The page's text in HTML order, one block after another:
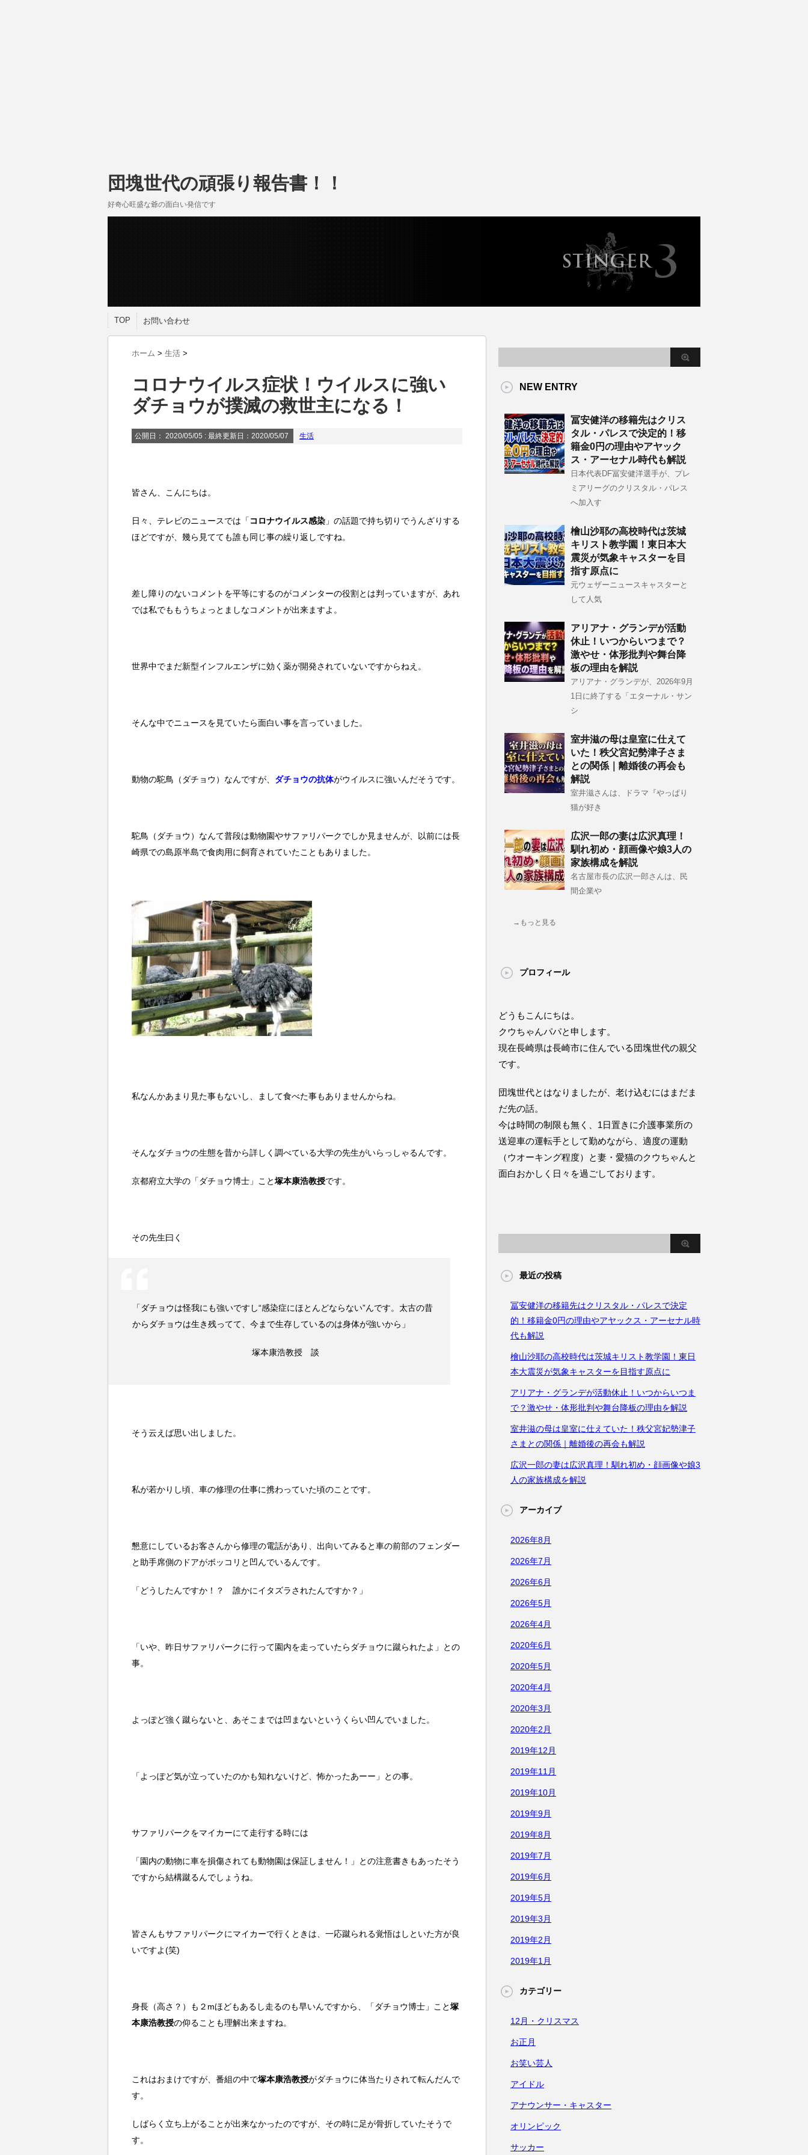
団塊世代の頑張り報告書！！
好奇心旺盛な爺の面白い発信です
TOP お問い合わせ
ホーム > 生活 >
コロナウイルス症状！ウイルスに強い
ダチョウが撲滅の救世主になる！
公開日： 2020/05/05 : 最終更新日：2020/05/07 生活
皆さん、こんにちは。
日々、テレビのニュースでは「 コロナウイルス感染 」の話題で持ち切りでうんざりする
ほどですが、幾ら見てても誰も同じ事の繰り返しですね。
差し障りのないコメントを平等にするのがコメンターの役割とは判っていますが、あれ
では私でももうちょっとましなコメントが出来ますよ。
世界中でまだ新型インフルエンザに効く薬が開発されていないですからねえ。
そんな中でニュースを見ていたら面白い事を言っていました。
動物の駝鳥（ダチョウ）なんですが、 ダチョウの抗体がウイルスに強いんだそうです。
駝鳥（ダチョウ）なんて普段は動物園やサファリパークでしか見ませんが、以前には長
崎県での島原半島で食肉用に飼育されていたこともありました。
私なんかあまり見た事もないし、まして食べた事もありませんからね。
そんなダチョウの生態を昔から詳しく調べている大学の先生がいらっしゃるんです。
京都府立大学の「ダチョウ博士」こと塚本康浩教授です。
その先生曰く
「ダチョウは怪我にも強いですし“感染症にほとんどならない”んです。太古の昔
からダチョウは生き残ってて、今まで生存しているのは身体が強いから」
塚本康浩教授 談
そう云えば思い出しました。
私が若かりし頃、車の修理の仕事に携わっていた頃のことです。
懇意にしているお客さんから修理の電話があり、出向いてみると車の前部のフェンダー
と助手席側のドアがボッコリと凹んでいるんです。
「どうしたんですか！？ 誰かにイタズラされたんですか？」
「いや、昨日サファリパークに行って園内を走っていたらダチョウに蹴られたよ」との
事。
よっぽど強く蹴らないと、あそこまでは凹まないというくらい凹んでいました。
「よっぽど気が立っていたのかも知れないけど、怖かったあーー」との事。
サファリパークをマイカーにて走行する時には
「園内の動物に車を損傷されても動物園は保証しません！」との注意書きもあったそう
ですから結構蹴るんでしょうね。
皆さんもサファリパークにマイカーで行くときは、一応蹴られる覚悟はしといた方が良
いですよ(笑)
身長（高さ？）も２mほどもあるし走るのも早いんですから、「ダチョウ博士」こと塚
本康浩教授の仰ることも理解出来ますね。
これはおまけですが、番組の中で塚本康浩教授がダチョウに体当たりされて転んだんで
す。
しばらく立ち上がることが出来なかったのですが、その時に足が骨折していたそうで
す。
NEW ENTRY
冨安健洋の移籍先はクリス
タル・パレスで決定的！移
籍金0円の理由やアヤック
ス・アーセナル時代も解説
日本代表DF冨安健洋選手が、プレ
ミアリーグのクリスタル・パレス
へ加入す
檜山沙耶の高校時代は茨城
キリスト教学園！東日本大
震災が気象キャスターを目
指す原点に
元ウェザーニュースキャスターと
して人気
アリアナ・グランデが活動
休止！いつからいつまで？
激やせ・体形批判や舞台降
板の理由を解説
アリアナ・グランデが、2026年9月
1日に終了する「エターナル・サン
シ
室井滋の母は皇室に仕えて
いた！秩父宮妃勢津子さま
との関係｜離婚後の再会も
解説
室井滋さんは、ドラマ『やっぱり
猫が好き
広沢一郎の妻は広沢真理！
馴れ初め・顔画像や娘3人の
家族構成を解説
名古屋市長の広沢一郎さんは、民
間企業や
→もっと見る
プロフィール
どうもこんにちは。
クウちゃんパパと申します。
現在長崎県は長崎市に住んでいる団塊世代の親父
です。
団塊世代とはなりましたが、老け込むにはまだま
だ先の話。
今は時間の制限も無く、1日置きに介護事業所の
送迎車の運転手として勤めながら、適度の運動
（ウオーキング程度）と妻・愛猫のクウちゃんと
面白おかしく日々を過ごしております。
最近の投稿
冨安健洋の移籍先はクリスタル・パレスで決定
的！移籍金0円の理由やアヤックス・アーセナル時
代も解説
檜山沙耶の高校時代は茨城キリスト教学園！東日
本大震災が気象キャスターを目指す原点に
アリアナ・グランデが活動休止！いつからいつま
で？激やせ・体形批判や舞台降板の理由を解説
室井滋の母は皇室に仕えていた！秩父宮妃勢津子
さまとの関係｜離婚後の再会も解説
広沢一郎の妻は広沢真理！馴れ初め・顔画像や娘3
人の家族構成を解説
アーカイブ
2026年8月
2026年7月
2026年6月
2026年5月
2026年4月
2020年6月
2020年5月
2020年4月
2020年3月
2020年2月
2019年12月
2019年11月
2019年10月
2019年9月
2019年8月
2019年7月
2019年6月
2019年5月
2019年3月
2019年2月
2019年1月
カテゴリー
12月・クリスマス
お正月
お笑い芸人
アイドル
アナウンサー・キャスター
オリンピック
サッカー